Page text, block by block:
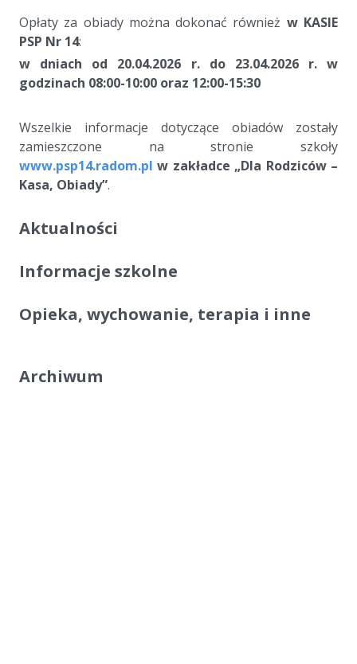
Opłaty za obiady można dokonać również w KASIE
PSP Nr 14:
w dniach od 20.04.2026 r. do 23.04.2026 r. w
godzinach 08:00-10:00 oraz 12:00-15:30
Wszelkie informacje dotyczące obiadów zostały
zamieszczone na stronie szkoły
www.psp14.radom.pl w zakładce „Dla Rodziców –
Kasa, Obiady”.
Aktualności
Informacje szkolne
Opieka, wychowanie, terapia i inne
Archiwum